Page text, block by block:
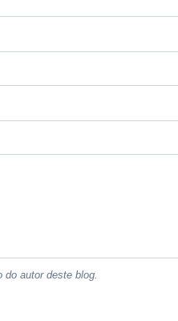
autor deste blog.